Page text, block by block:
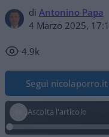
di Antonino Papa
4 Marzo 2025,
4.9k
Segui
Ascolta l'articolo